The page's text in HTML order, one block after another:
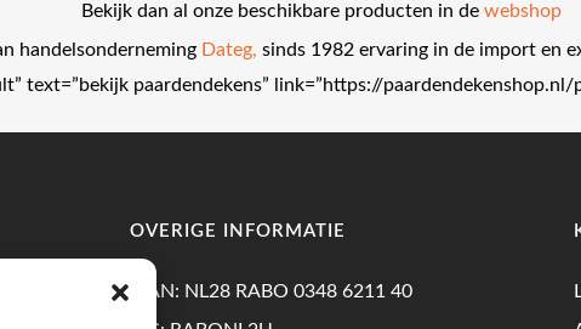
Bekijk dan al onze beschikbare producten in de webshop
handelsonderneming Dateg, sinds 1982 ervaring in de import en
text=”bekijk paardendekens” link=”https://
OVERIGE INFORMATIE
IBAN: NL28 RABO 0348 6211 40